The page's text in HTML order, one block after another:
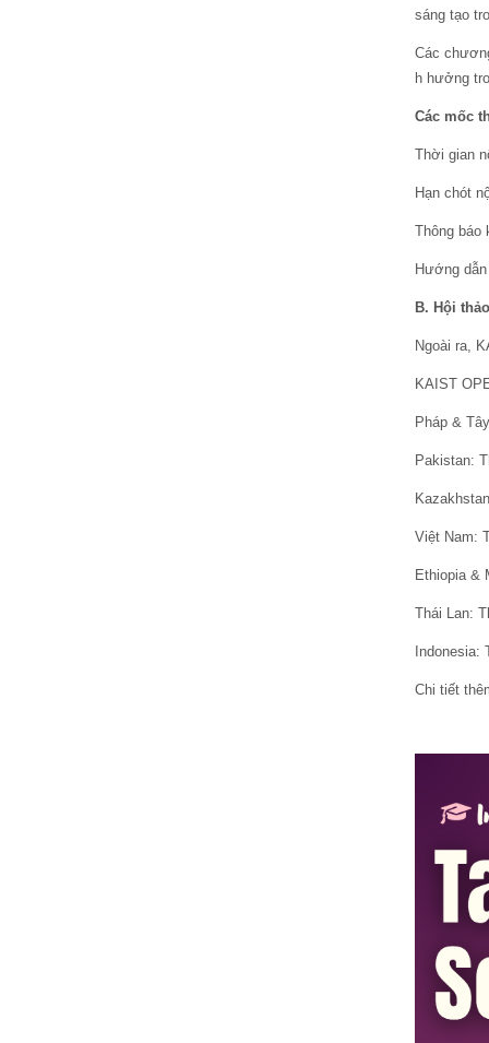
sáng tạo
Các
h hưởng
Các mốc
Thời gian
Hạn chót
Thông báo
Hướng
B. Hội
Ngoài ra,
KAIST
Pháp &
Pakistan:
Việt Nam:
Ethiopia &
Thái Lan:
Chi tiết